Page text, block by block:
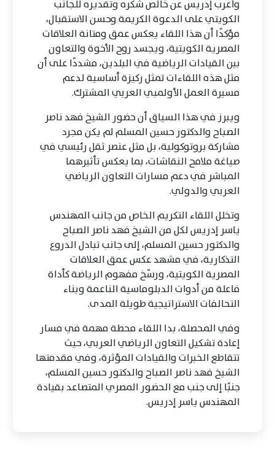
وأعرب إدريس عن خالص شكره وتقديره للجانب
الكويتي على الدعوة الكريمة وحسن الاستقبال،
مؤكدًا أن هذا اللقاء يعكس عمق ومتانة العلاقات
المصرية الكويتية، ويجسد روح الأخوة والتعاون
بين القيادات الرياضية في البلدين، مشددًا على أن
مثل هذه اللقاءات تمثل ركيزة أساسية لدعم
مسيرة العمل الأولمبي العربي المشترك.
ويبرز في هذا السياق أن حضور الشيخ فهد ناصر
الصباح والدكتور حسين المسلم لم يكن مجرد
مشاركة بروتوكولية، بل مثل عنصر ثقل رئيسي في
صياغة ملامح النقاشات، بما يعكس تأثيرهما
المباشر في دعم مسارات التعاون الرياضي
العربي والدولي.
وتخلل اللقاء التكريم الخاص من جانب المهندس
ياسر إدريس لكل من الشيخ فهد ناصر الصباح
والدكتور حسين المسلم، إلى جانب تبادل الدروع
التذكارية، في مشهد عكس عمق العلاقات
المصرية الكويتية، ورسّخ مفهوم الرياضة كأداة
فاعلة من أدوات الدبلوماسية الناعمة وبناء
التحالفات الاستراتيجية طويلة المدى.
وفي المحصلة، بدا اللقاء محطة مهمة في مسار
إعادة تشكيل التعاون الرياضي العربي، حيث
تتقاطع الخبرات والقيادات المؤثرة، وفي مقدمتها
الشيخ فهد ناصر الصباح والدكتور حسين المسلم،
جنبًا إلى جنب مع الحضور المصري المتصاعد بقيادة
المهندس ياسر إدريس.